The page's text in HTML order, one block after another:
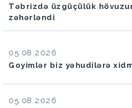
Təbrizdə üzgüçülük
zəhərləndi
05.08.2026
Goyimlər biz yəhudilərə
05.08.2026